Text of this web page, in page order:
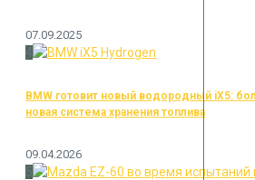
07.09.2025
4
BMW готовит новый водородный iX5:
новая система хранения топлива
09.04.2026
5